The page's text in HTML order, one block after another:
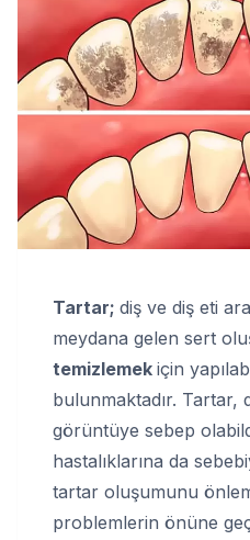
Tartar; diş ve diş eti
meydana gelen sert
temizlemek için
bulunmaktadır. Tartar,
görüntüye sebep
hastalıklarına da
tartar oluşumunu
problemlerin önüne